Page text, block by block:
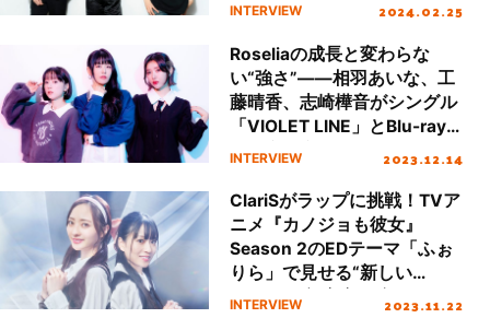
シャル鼎談
INTERVIEW 2024.02.25
Roseliaの成長と変わらな
い“強さ”――相羽あいな、工
藤晴香、志崎樺音がシングル
「VIOLET LINE」とBlu-ray
付生産限定盤収録のライ
INTERVIEW 2023.12.14
ClariSがラップに挑戦！TVア
ニメ『カノジョも彼女』
Season 2のEDテーマ「ふぉ
りら」で見せる“新しい
ClariS”の舞台裏に迫る！
INTERVIEW 2023.11.22